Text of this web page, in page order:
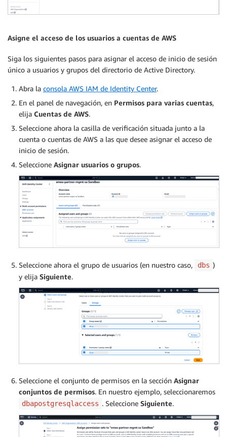
Asigne el acceso de los usuarios a cuentas de AWS
Siga los siguientes pasos para asignar el acceso de inicio de sesión
único a usuarios y grupos del directorio de Active Directory.
Abra la consola AWS IAM de Identity Center.
En el panel de navegación, en Permisos para varias cuentas,
elija Cuentas de AWS.
Seleccione ahora la casilla de verificación situada junto a la
cuenta o cuentas de AWS a las que desee asignar el acceso de
inicio de sesión.
Seleccione Asignar usuarios o grupos.
Seleccione ahora el grupo de usuarios (en nuestro caso, dbs )
y elija Siguiente.
Seleccione el conjunto de permisos en la sección Asignar
conjuntos de permisos. En nuestro ejemplo, seleccionaremos
dbapostgresqlaccess . Seleccione Siguiente.